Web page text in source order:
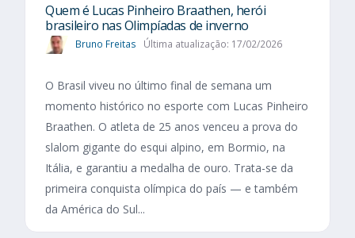
Quem é Lucas Pinheiro Braathen, herói
brasileiro nas Olimpíadas de inverno
Bruno Freitas Última atualização: 17/02/2026
O Brasil viveu no último final de semana um
momento histórico no esporte com Lucas Pinheiro
Braathen. O atleta de 25 anos venceu a prova do
slalom gigante do esqui alpino, em Bormio, na
Itália, e garantiu a medalha de ouro. Trata-se da
primeira conquista olímpica do país — e também
da América do Sul...